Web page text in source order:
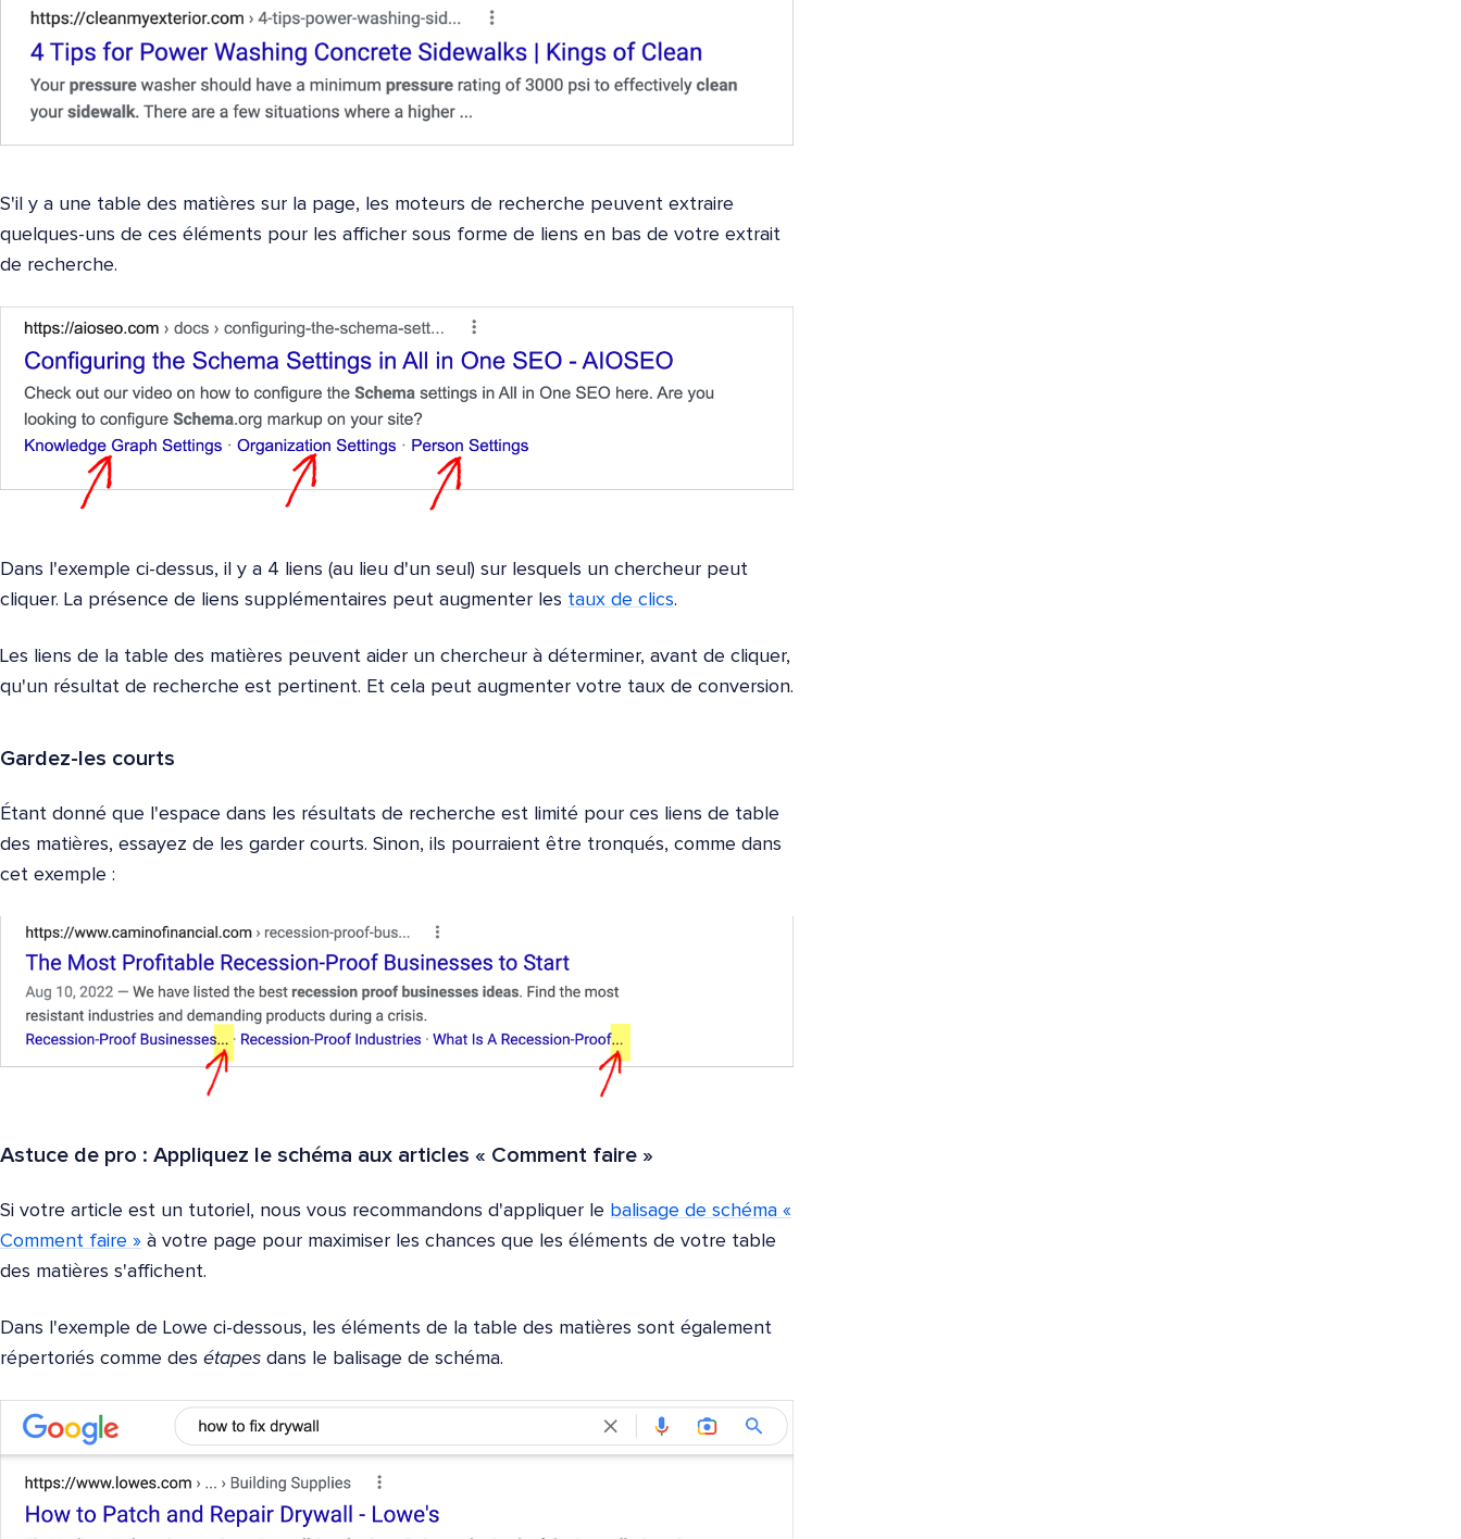
S'il y a une table des matières sur la page, les moteurs de recherche peuvent extraire
quelques-uns de ces éléments pour les afficher sous forme de liens en bas de votre extrait
de recherche.
Dans l'exemple ci-dessus, il y a 4 liens (au lieu d'un seul) sur lesquels un chercheur peut
cliquer. La présence de liens supplémentaires peut augmenter les taux de clics.
Les liens de la table des matières peuvent aider un chercheur à déterminer, avant de cliquer,
qu'un résultat de recherche est pertinent. Et cela peut augmenter votre taux de conversion.
Gardez-les courts
Étant donné que l'espace dans les résultats de recherche est limité pour ces liens de table
des matières, essayez de les garder courts. Sinon, ils pourraient être tronqués, comme dans
cet exemple :
Astuce de pro : Appliquez le schéma aux articles « Comment faire »
Si votre article est un tutoriel, nous vous recommandons d'appliquer le balisage de schéma «
Comment faire » à votre page pour maximiser les chances que les éléments de votre table
des matières s'affichent.
Dans l'exemple de Lowe ci-dessous, les éléments de la table des matières sont également
répertoriés comme des étapes dans le balisage de schéma.